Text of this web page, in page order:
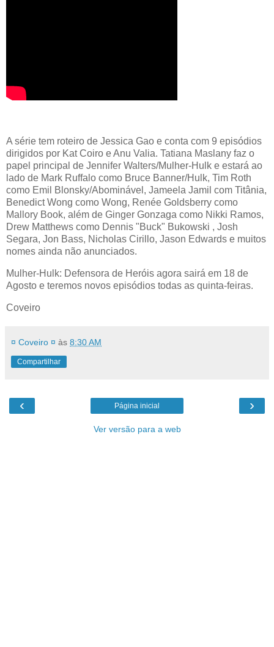
A série tem roteiro de Jessica Gao e conta com 9 episódios
dirigidos por Kat Coiro e Anu Valia. Tatiana Maslany faz o
papel principal de Jennifer Walters/Mulher-Hulk e estará ao
lado de Mark Ruffalo como Bruce Banner/Hulk, Tim Roth
como Emil Blonsky/Abominável, Jameela Jamil com Titânia,
Benedict Wong como Wong, Renée Goldsberry como
Mallory Book, além de Ginger Gonzaga como Nikki Ramos,
Drew Matthews como Dennis "Buck" Bukowski , Josh
Segara, Jon Bass, Nicholas Cirillo, Jason Edwards e muitos
nomes ainda não anunciados.
Mulher-Hulk: Defensora de Heróis agora sairá em 18 de
Agosto e teremos novos episódios todas as quinta-feiras.
Coveiro
¤ Coveiro ¤ às 8:30 AM
Compartilhar
‹ ›
Página inicial
Ver versão para a web